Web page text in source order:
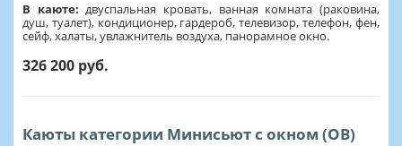
В каюте: двуспальная кровать, ванная комната (раковина,
душ, туалет), кондиционер, гардероб, телевизор, телефон, фен,
сейф, халаты, увлажнитель воздуха, панорамное окно.
326 200 руб.
Каюты категории Минисьют с окном (OB)